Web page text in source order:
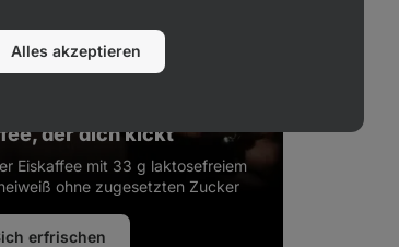
der dich kickt
Eiskaffee mit 33 g laktosefreiem
ohne zugesetzten Zucker
erfrischen
Alles akzeptieren